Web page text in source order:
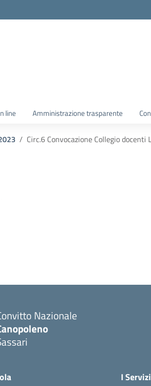
line Amministrazione trasparente
Circ.6 Convocazione Collegio docenti
Nazionale
I Servizi